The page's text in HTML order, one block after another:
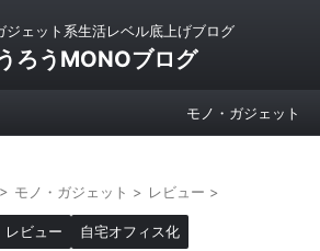
ジェット系生活レベル底上げブログ
ろうMONOブログ
モノ・ガジェット
> モノ・ガジェット > レビュー >
レビュー 自宅オフィス化